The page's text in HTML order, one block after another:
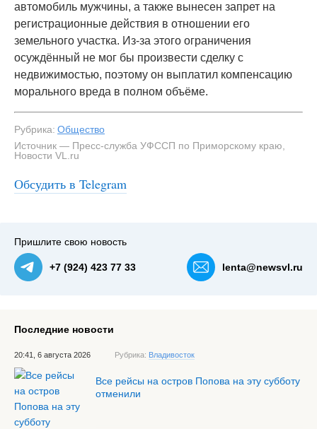
автомобиль мужчины, а также вынесен запрет на
регистрационные действия в отношении его
земельного участка. Из-за этого ограничения
осуждённый не мог бы произвести сделку с
недвижимостью, поэтому он выплатил компенсацию
морального вреда в полном объёме.
Рубрика: Общество
Источник — Пресс-служба УФССП по Приморскому краю,
Новости VL.ru
Обсудить в Telegram
Пришлите свою новость
+7 (924) 423 77 33 lenta@newsvl.ru
Последние новости
20:41, 6 августа 2026 Рубрика: Владивосток
Все рейсы на остров Попова на эту субботу
отменили